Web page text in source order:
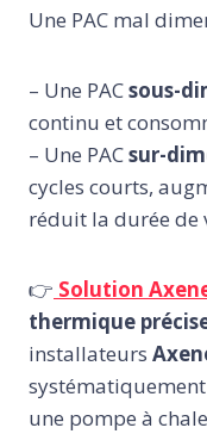
Une PAC mal
– Une PACsous-
continu et
– Une PACsur-
cycles courts,
réduit la durée de
👉 Solution
thermique
installateurs
une pompe à